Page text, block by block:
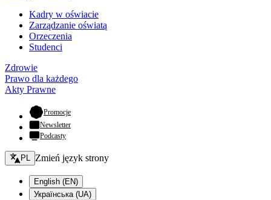
Kadry w oświacie
Zarządzanie oświatą
Orzeczenia
Studenci
Zdrowie
Prawo dla każdego
Akty Prawne
Promocje- otwiera się w nowej karcie
Newsletter
Podcasty
Zmień język - bieżący:
PL Zmień język strony
English (EN)
Українська (UA)